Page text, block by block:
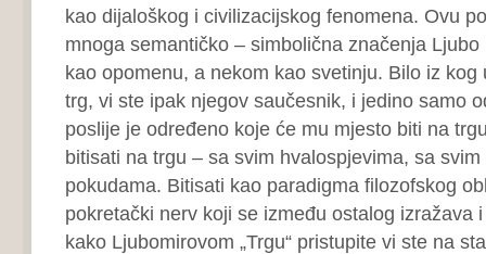
kao dijaloškog i civilizacijskog fenomena. Ovu
mnoga semantičko – simbolična značenja
kao opomenu, a nekom kao svetinju. Bilo iz kog
trg, vi ste ipak njegov saučesnik, i jedino samo
poslije je određeno koje će mu mjesto biti na
bitisati na trgu – sa svim hvalospjevima, sa
pokudama. Bitisati kao paradigma filozofskog
pokretački nerv koji se između ostalog izražava
kako Ljubomirovom „Trgu“ pristupite vi ste na